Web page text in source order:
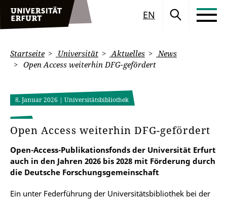
EN
Startseite Universität Aktuelles
News
Open Access weiterhin DFG-gefördert
8. Januar 2026 | Universitätsbibliothek
Open Access weiterhin DFG-gefördert
Open-Access-Publikationsfonds der Universität Erfurt
auch in den Jahren 2026 bis 2028 mit Förderung durch
die Deutsche Forschungsgemeinschaft
Ein unter Federführung der Universitätsbibliothek bei der